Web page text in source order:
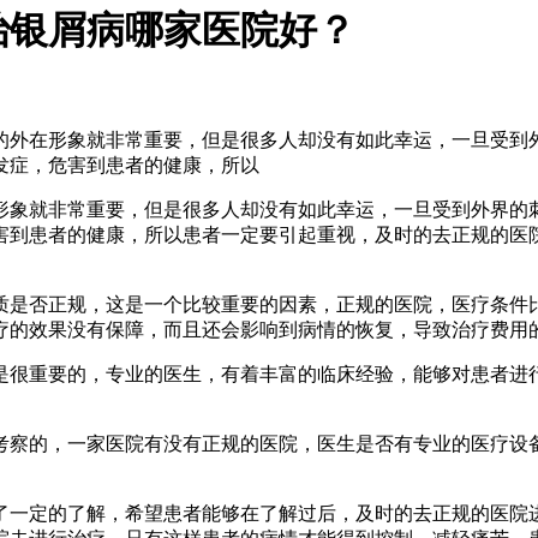
屑病哪家医院好？
在形象就非常重要，但是很多人却没有如此幸运，一旦受
，危害到患者的健康，所以
就非常重要，但是很多人却没有如此幸运，一旦受到外界
患者的健康，所以患者一定要引起重视，及时的去正规的
否正规，这是一个比较重要的因素，正规的医院，医疗条
效果没有保障，而且还会影响到病情的恢复，导致治疗费
重要的，专业的医生，有着丰富的临床经验，能够对患者
的，一家医院有没有正规的医院，医生是否有专业的医疗
定的了解，希望患者能够在了解过后，及时的去正规的医